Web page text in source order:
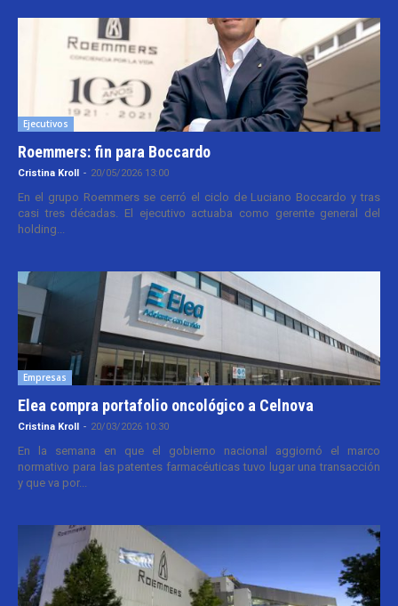
Ejecutivos
Roemmers: fin para Boccardo
Cristina Kroll - 20/05/2026 13:00
En el grupo Roemmers se cerró el ciclo de Luciano Boccardo y tras
casi tres décadas. El ejecutivo actuaba como gerente general del
holding...
Empresas
Elea compra portafolio oncológico a Celnova
Cristina Kroll - 20/03/2026 10:30
En la semana en que el gobierno nacional aggiornó el marco
normativo para las patentes farmacéuticas tuvo lugar una transacción
y que va por...